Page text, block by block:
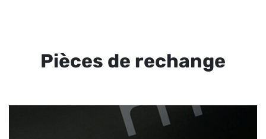
Pièces de rechange